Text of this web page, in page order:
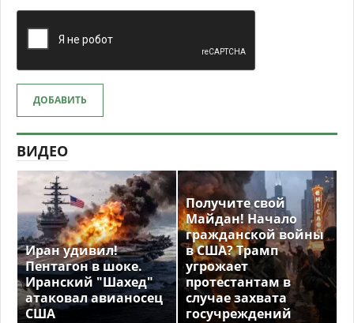
ДОБАВИТЬ
ВИДЕО
Иран удивил!
Пентагон в шоке.
Иранский "Шахед"
атаковал авианосец
США
Получите свой
Майдан! Начало
гражданской войны
в США? Трамп
угрожает
протестантам в
случае захвата
госучреждений